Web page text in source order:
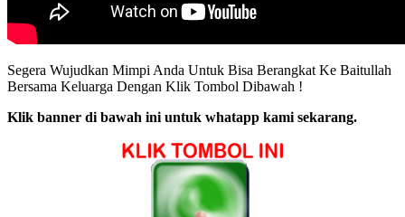
Segera Wujudkan Mimpi Anda Untuk Bisa Berangkat Ke Baitullah
Bersama Keluarga Dengan Klik Tombol Dibawah !
Klik banner di bawah ini untuk whatapp kami sekarang.